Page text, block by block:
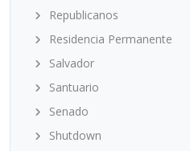
Republicanos
Residencia Permanente
Salvador
Santuario
Senado
Shutdown